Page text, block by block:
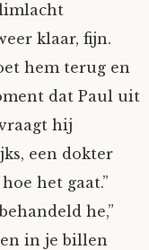
klaar, fijn.
hem terug en
dat Paul uit
hij
een dokter
het gaat.”
he,”
in je billen